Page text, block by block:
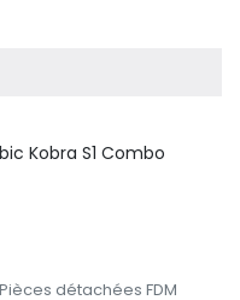
Kobra S1 Combo
Pièces détachées FDM